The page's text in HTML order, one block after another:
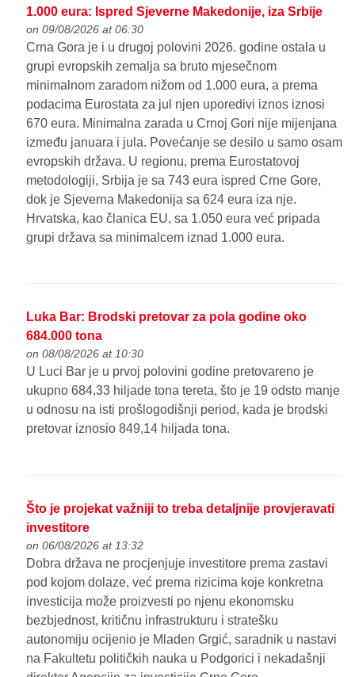
1.000 eura: Ispred Sjeverne Makedonije, iza Srbije
on 09/08/2026 at 06:30
Crna Gora je i u drugoj polovini 2026. godine ostala u
grupi evropskih zemalja sa bruto mjesečnom
minimalnom zaradom nižom od 1.000 eura, a prema
podacima Eurostata za jul njen uporedivi iznos iznosi
670 eura. Minimalna zarada u Crnoj Gori nije mijenjana
između januara i jula. Povećanje se desilo u samo osam
evropskih država. U regionu, prema Eurostatovoj
metodologiji, Srbija je sa 743 eura ispred Crne Gore,
dok je Sjeverna Makedonija sa 624 eura iza nje.
Hrvatska, kao članica EU, sa 1.050 eura već pripada
grupi država sa minimalcem iznad 1.000 eura.
Luka Bar: Brodski pretovar za pola godine oko
684.000 tona
on 08/08/2026 at 10:30
U Luci Bar je u prvoj polovini godine pretovareno je
ukupno 684,33 hiljade tona tereta, što je 19 odsto manje
u odnosu na isti prošlogodišnji period, kada je brodski
pretovar iznosio 849,14 hiljada tona.
Što je projekat važniji to treba detaljnije provjeravati
investitore
on 06/08/2026 at 13:32
Dobra država ne procjenjuje investitore prema zastavi
pod kojom dolaze, već prema rizicima koje konkretna
investicija može proizvesti po njenu ekonomsku
bezbjednost, kritičnu infrastrukturu i stratešku
autonomiju ocijenio je Mladen Grgić, saradnik u nastavi
na Fakultetu političkih nauka u Podgorici i nekadašnji